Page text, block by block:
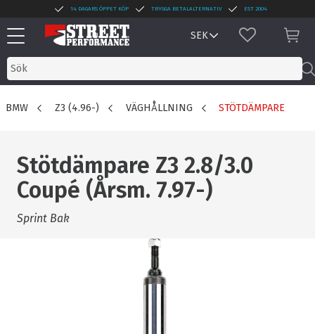
Meny
14 DAGARS ÖPPET KÖP TRYGGA BETALALTERNATIV EST 2004
FAVORITER
BMW Z3 (4.96-) VÄGHÅLLNING STÖTDÄMPARE
Stötdämpare Z3 2.8/3.0
Coupé (Årsm. 7.97-)
Sprint Bak